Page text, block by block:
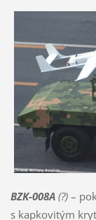
BZK-008A(?)–
s kapkovitým